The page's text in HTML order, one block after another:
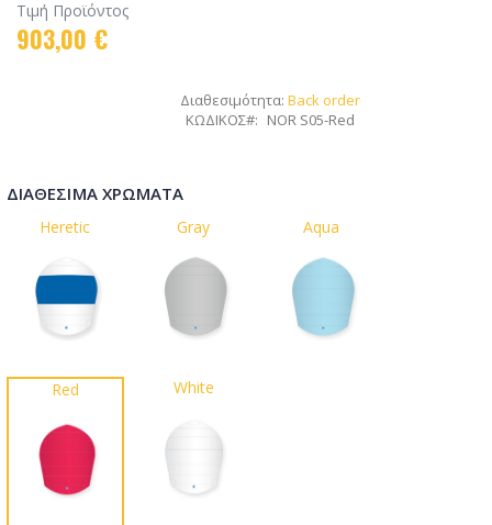
Τιμή Προϊόντος
903,00 €
Διαθεσιμότητα: Back order
ΚΩΔΙΚΟΣ
NOR S05-Red
ΔΙΑΘΈΣΙΜΑ ΧΡΏΜΑΤΑ
Heretic Gray Aqua
Red White